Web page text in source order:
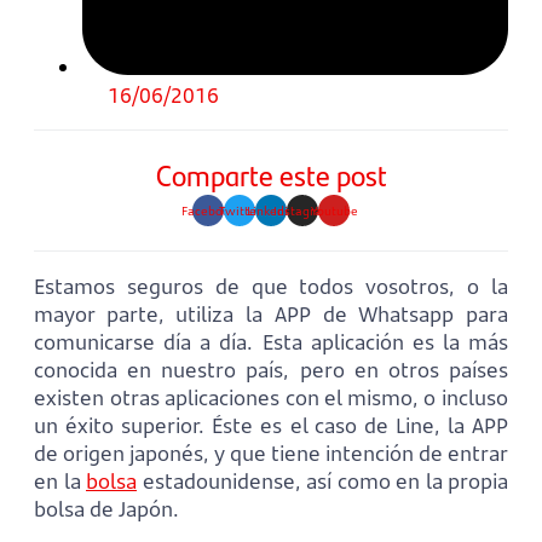
16/06/2016
Comparte este post
FacebookTwitterLinkedinInstagramYoutube
Estamos seguros de que todos vosotros, o la
mayor parte, utiliza la APP de Whatsapp para
comunicarse día a día. Esta aplicación es la más
conocida en nuestro país, pero en otros países
existen otras aplicaciones con el mismo, o incluso
un éxito superior. Éste es el caso de Line, la APP
de origen japonés, y que tiene intención de entrar
en la bolsa estadounidense, así como en la propia
bolsa de Japón.